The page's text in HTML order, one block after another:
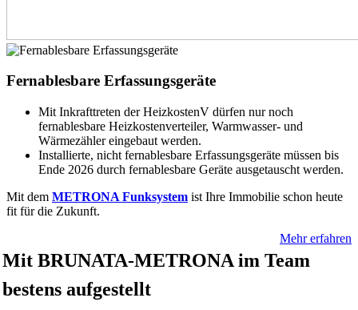
Fernablesbare Erfassungsgeräte
Mit Inkrafttreten der HeizkostenV dürfen nur noch
fernablesbare Heizkostenverteiler, Warmwasser- und
Wärmezähler eingebaut werden.
Installierte, nicht fernablesbare Erfassungsgeräte müssen bis
Ende 2026 durch fernablesbare Geräte ausgetauscht werden.
Mit dem METRONA Funksystem ist Ihre Immobilie schon heute
fit für die Zukunft.
Mehr erfahren
Mit BRUNATA-METRONA im Team
bestens aufgestellt